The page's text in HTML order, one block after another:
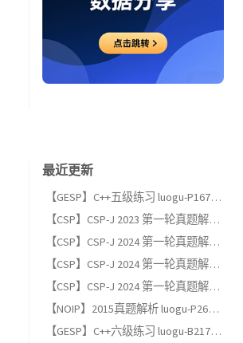
最近更新
【GESP】C++五级练习 luogu-P1678 烦恼的高考志愿
【CSP】CSP-J 2023 第一轮真题解析（一）：单项选择题
【CSP】CSP-J 2024 第一轮真题解析（三）：完善程序题
【CSP】CSP-J 2024 第一轮真题解析（二）：阅读程序题
【CSP】CSP-J 2024 第一轮真题解析（一）：单项选择题
【NOIP】2015真题解析 luogu-P2678 跳石头（适合GESP六级以上练习）
【GESP】C++六级练习 luogu-B2174, 完全背包